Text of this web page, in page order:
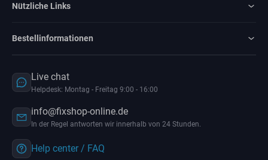
Nützliche Links
Bestellinformationen
Live chat
Helpdesk: Montag - Freitag 9:00 - 16:00
info@fixshop-online.de
In der Regel antworten wir innerhalb von 24 Stunden.
Help center / FAQ